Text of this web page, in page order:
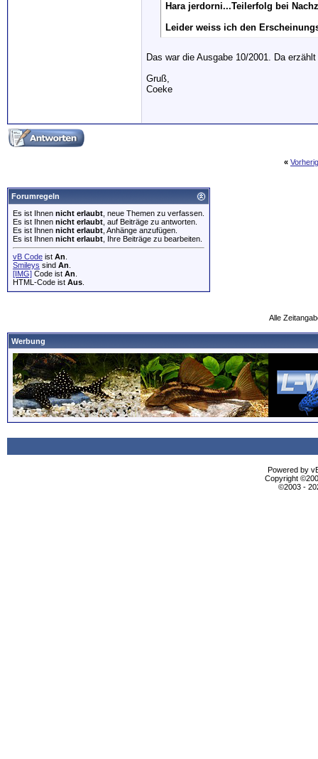
Hara jerdorni...Teilerfolg bei
Leider weiss ich den
Das war die Ausgabe 10/2001. Da
Gruß,
Coeke
«
Forumregeln
Es ist Ihnen nicht erlaubt , neue Themen zu verfassen.
Es ist Ihnen nicht erlaubt , auf Beiträge zu antworten.
Es ist Ihnen nicht erlaubt , Anhänge anzufügen.
Es ist Ihnen nicht erlaubt , Ihre Beiträge zu bearbeiten.
vB Code ist An
Smileys sind An
[IMG] Code ist An
HTML-Code ist Aus
Alle
Werbung
Powered by
Copyright
©2003 -